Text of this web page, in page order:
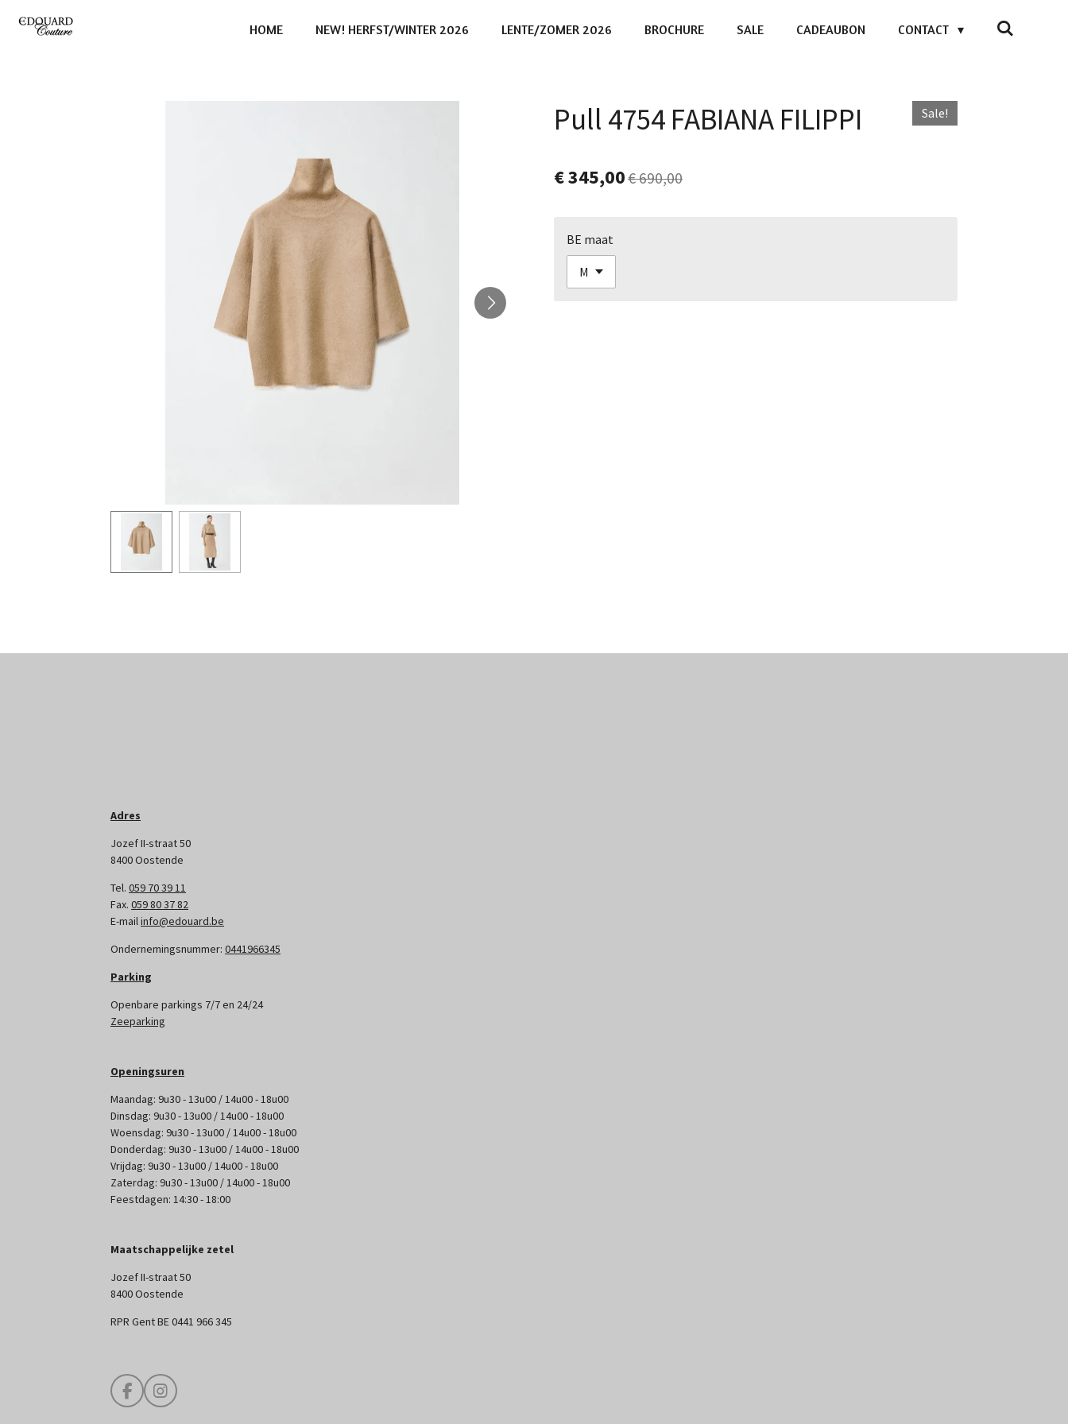
Ga
direct
HOME NEW! HERFST/WINTER 2026 LENTE/ZOMER 2026 BROCHURE SALE CADEAUBON CONTACT
Pull 4754 FABIANA FILIPPI Sale!
€ 345,00€ 690,00
BE maat
Adres
Jozef II-straat 50
8400 Oostende
Tel. 059 70 39 11
Fax. 059 80 37 82
E-mailinfo@edouard.be
Ondernemingsnummer: 0441966345
Parking
Openbare parkings 7/7 en 24/24
Zeeparking
Openingsuren
Maandag: 9u30 - 13u00 / 14u00 - 18u00
Dinsdag: 9u30 - 13u00 / 14u00 - 18u00
Woensdag: 9u30 - 13u00 / 14u00 - 18u00
Donderdag: 9u30 - 13u00 / 14u00 - 18u00
Vrijdag: 9u30 - 13u00 / 14u00 - 18u00
Zaterdag: 9u30 - 13u00 / 14u00 - 18u00
Feestdagen: 14:30 - 18:00
Maatschappelijke zetel
Jozef II-straat 50
8400 Oostende
RPR Gent BE 0441 966 345
F
a
I
n